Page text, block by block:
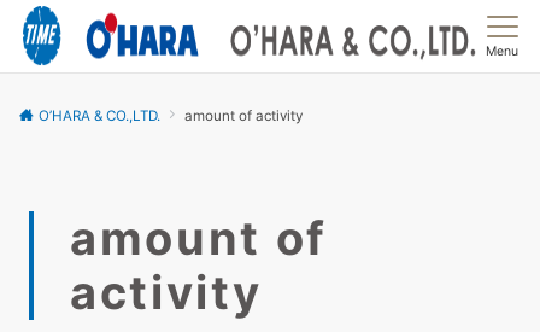
Menu
O’HARA & CO.,LTD. amount of activity
amount of
activity